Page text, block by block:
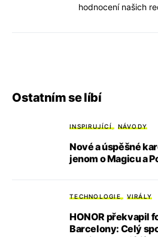
hodnocení našich
Ostatním se líbí
INSPIRUJÍCÍ NÁVODY
Nové a úspěšné
jenom o Magicu a
TECHNOLOGIE VIRÁLY
HONOR překvapil
Barcelony: Celý